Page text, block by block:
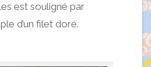
est souligné par
d’un filet doré.